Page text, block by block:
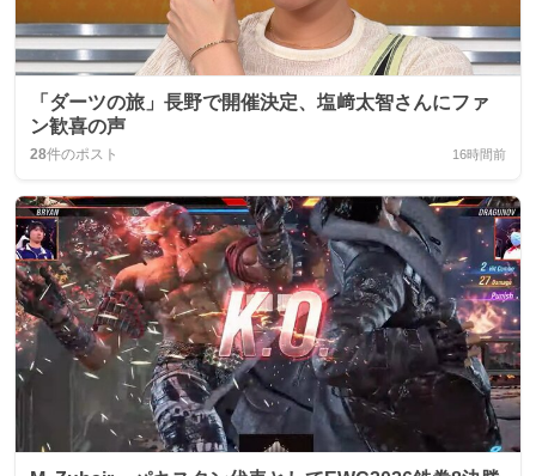
「ダーツの旅」長野で開催決定、塩﨑太智さんにファ
ン歓喜の声
28件のポスト 16時間前